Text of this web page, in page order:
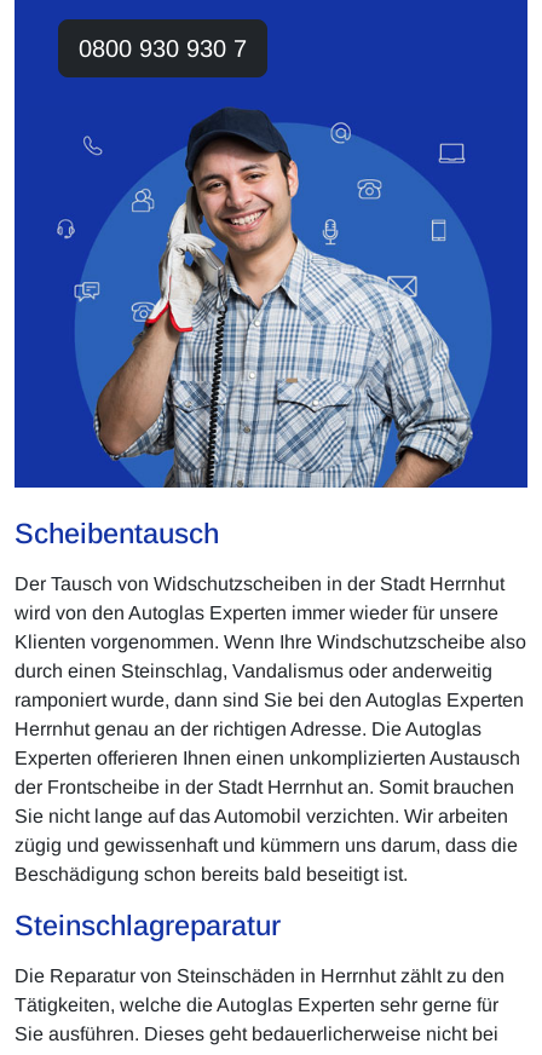
0800 930 930 7
Scheibentausch
Der Tausch von Widschutzscheiben in der Stadt Herrnhut
wird von den Autoglas Experten immer wieder für unsere
Klienten vorgenommen. Wenn Ihre Windschutzscheibe also
durch einen Steinschlag, Vandalismus oder anderweitig
ramponiert wurde, dann sind Sie bei den Autoglas Experten
Herrnhut genau an der richtigen Adresse. Die Autoglas
Experten offerieren Ihnen einen unkomplizierten Austausch
der Frontscheibe in der Stadt Herrnhut an. Somit brauchen
Sie nicht lange auf das Automobil verzichten. Wir arbeiten
zügig und gewissenhaft und kümmern uns darum, dass die
Beschädigung schon bereits bald beseitigt ist.
Steinschlagreparatur
Die Reparatur von Steinschäden in Herrnhut zählt zu den
Tätigkeiten, welche die Autoglas Experten sehr gerne für
Sie ausführen. Dieses geht bedauerlicherweise nicht bei